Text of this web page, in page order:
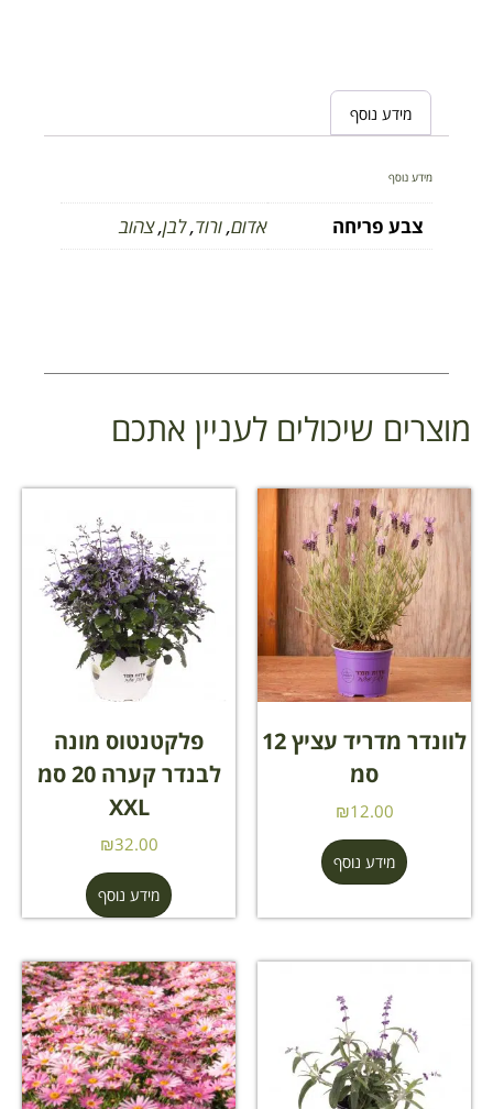
מידע נוסף
מידע נוסף
צבע פריחה אדום,ורוד,לבן,צהוב
מוצרים שיכולים לעניין אתכם
לוונדר מדריד עציץ 12
סמ
₪12.00
מידע נוסף
פלקטנטוס מונה
לבנדר קערה 20 סמ
XXL
₪32.00
מידע נוסף